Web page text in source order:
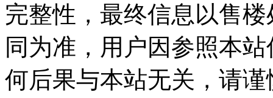
完整性，最终信息以售
同为准，用户因参照本
何后果与本站无关，请